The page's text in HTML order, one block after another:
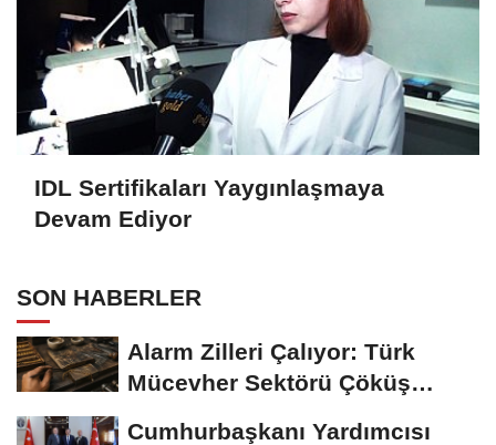
IDL Sertifikaları Yaygınlaşmaya
Devam Ediyor
SON HABERLER
Alarm Zilleri Çalıyor: Türk
Mücevher Sektörü Çöküş
Cumhurbaşkanı Yardımcısı